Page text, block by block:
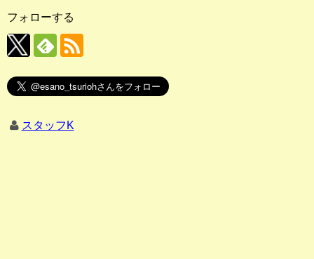
フォローする
スタッフK